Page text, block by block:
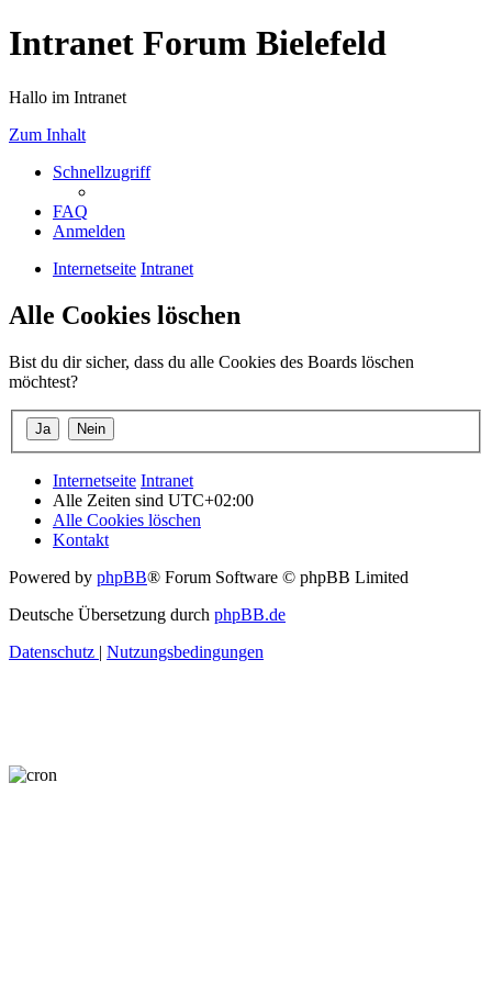
Intranet Forum Bielefeld
Hallo im Intranet
Zum Inhalt
Schnellzugriff
FAQ
Anmelden
Internetseite Intranet
Alle Cookies löschen
Bist du dir sicher, dass du alle Cookies des Boards löschen
möchtest?
Internetseite Intranet
Alle Zeiten sind UTC+02:00
Alle Cookies löschen
Kontakt
Powered by phpBB® Forum Software © phpBB Limited
Deutsche Übersetzung durch phpBB.de
Datenschutz | Nutzungsbedingungen